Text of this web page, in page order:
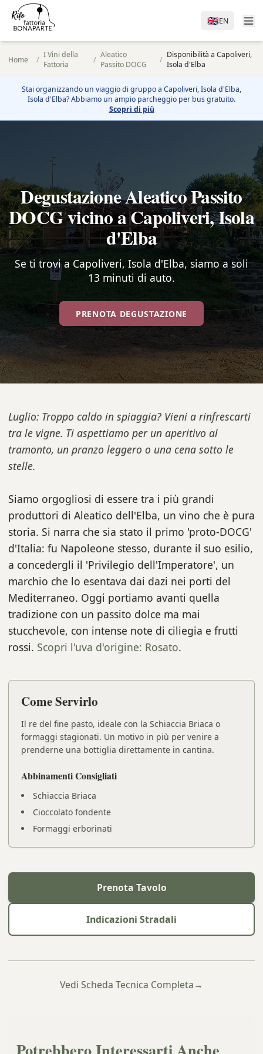
🇬🇧EN
Home / I Vini della
Fattoria
/ Aleatico
Passito DOCG
/ Disponibilità a Capoliveri,
Isola d'Elba
Stai organizzando un viaggio di gruppo a Capoliveri, Isola d'Elba,
Isola d'Elba? Abbiamo un ampio parcheggio per bus gratuito.
Scopri di più
Degustazione Aleatico Passito
DOCG vicino a Capoliveri, Isola
d'Elba
Se ti trovi a Capoliveri, Isola d'Elba, siamo a soli
13 minuti di auto.
PRENOTA DEGUSTAZIONE
Luglio: Troppo caldo in spiaggia? Vieni a rinfrescarti
tra le vigne. Ti aspettiamo per un aperitivo al
tramonto, un pranzo leggero o una cena sotto le
stelle.
Siamo orgogliosi di essere tra i più grandi
produttori di Aleatico dell'Elba, un vino che è pura
storia. Si narra che sia stato il primo 'proto-DOCG'
d'Italia: fu Napoleone stesso, durante il suo esilio,
a concedergli il 'Privilegio dell'Imperatore', un
marchio che lo esentava dai dazi nei porti del
Mediterraneo. Oggi portiamo avanti quella
tradizione con un passito dolce ma mai
stucchevole, con intense note di ciliegia e frutti
rossi. Scopri l'uva d'origine: Rosato.
Come Servirlo
Il re del fine pasto, ideale con la Schiaccia Briaca o
formaggi stagionati. Un motivo in più per venire a
prenderne una bottiglia direttamente in cantina.
Abbinamenti Consigliati
Schiaccia Briaca
Cioccolato fondente
Formaggi erborinati
Prenota Tavolo
Indicazioni Stradali
Vedi Scheda Tecnica Completa→